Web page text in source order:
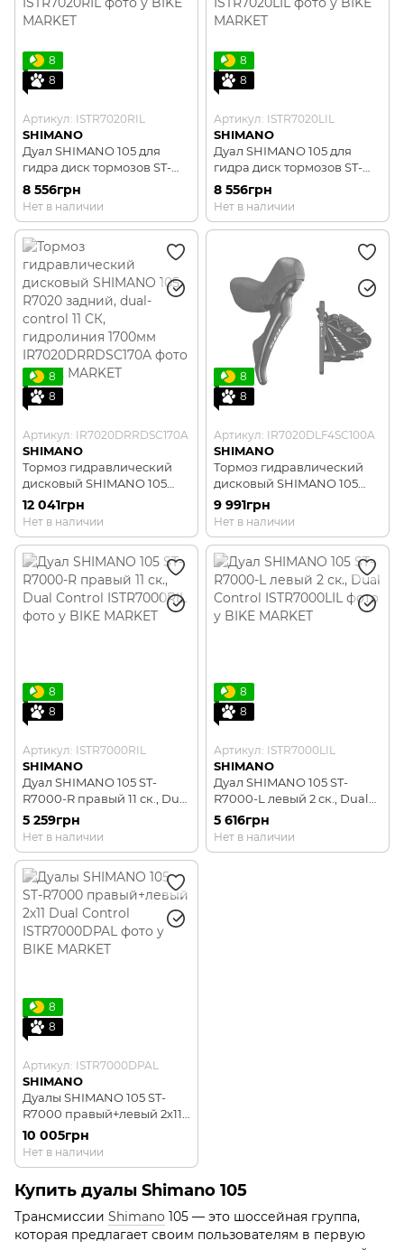
8
8
Артикул: ISTR7020RIL
SHIMANO
Дуал SHIMANO 105 для
гидра диск тормозов ST-
R7020-R Dual Control 11-
скоростей, правый
8 556грн
Нет в наличии
8
8
Артикул: ISTR7020LIL
SHIMANO
Дуал SHIMANO 105 для
гидра диск тормозов ST-
R7020-L Dual Control 2
скоростей, левый
8 556грн
Нет в наличии
8
8
Артикул: IR7020DRRDSC170A
SHIMANO
Тормоз гидравлический
дисковый SHIMANO 105
R7020 задний, dual-control
11 СК, гидролиния 1700мм
12 041грн
Нет в наличии
8
8
Артикул: IR7020DLF4SC100A
SHIMANO
Тормоз гидравлический
дисковый SHIMANO 105
R7020 передней, dual-
control 2 ск. гидролиния
9 991грн
Нет в наличии
8
8
Артикул: ISTR7000RIL
SHIMANO
Дуал SHIMANO 105 ST-
R7000-R правый 11 ск., Dual
Control
5 259грн
Нет в наличии
8
8
Артикул: ISTR7000LIL
SHIMANO
Дуал SHIMANO 105 ST-
R7000-L левый 2 ск., Dual
Control
5 616грн
Нет в наличии
8
8
Артикул: ISTR7000DPAL
SHIMANO
Дуалы SHIMANO 105 ST-
R7000 правый+левый 2х11
Dual Control
10 005грн
Нет в наличии
Купить дуалы Shimano 105
Трансмиссии Shimano 105 — это шоссейная группа,
которая предлагает своим пользователям в первую